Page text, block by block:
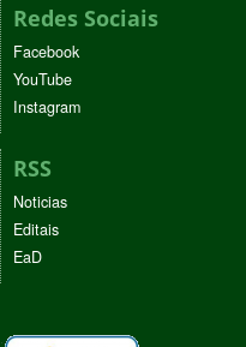
Redes Sociais
Facebook
YouTube
Instagram
RSS
Noticias
Editais
EaD